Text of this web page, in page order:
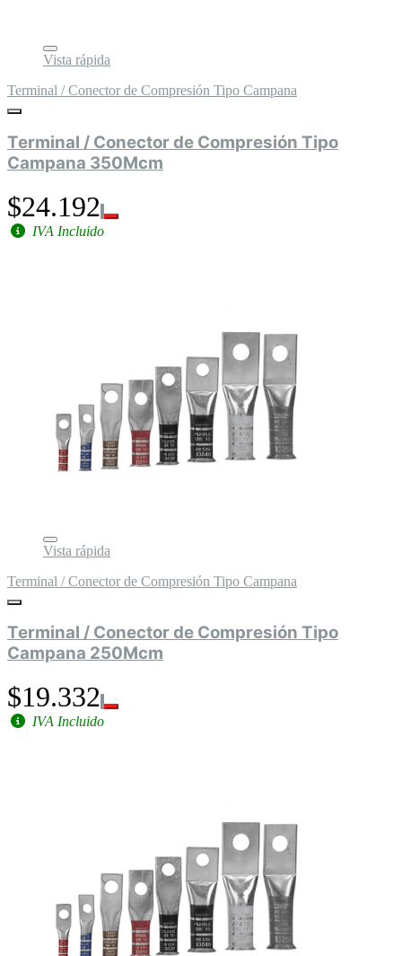
Vista rápida
Terminal / Conector de Compresión Tipo Campana
Terminal / Conector de Compresión Tipo
Campana 350Mcm
$24.192
IVA Incluido
Vista rápida
Terminal / Conector de Compresión Tipo Campana
Terminal / Conector de Compresión Tipo
Campana 250Mcm
$19.332
IVA Incluido